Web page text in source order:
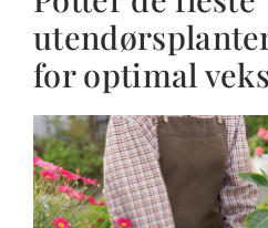
for optimal